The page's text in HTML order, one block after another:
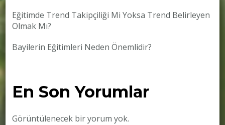
Eğitimde Trend Takipçiliği Mi Yoksa Trend Belirleyen
Olmak Mı?
Bayilerin Eğitimleri Neden Önemlidir?
En Son Yorumlar
Görüntülenecek bir yorum yok.